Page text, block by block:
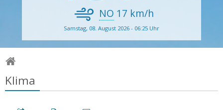
NO 17 km/h
Samstag, 08. August 2026 - 06:25 Uhr
Klima